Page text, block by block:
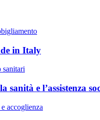
in Italy
sanità e l’assistenza